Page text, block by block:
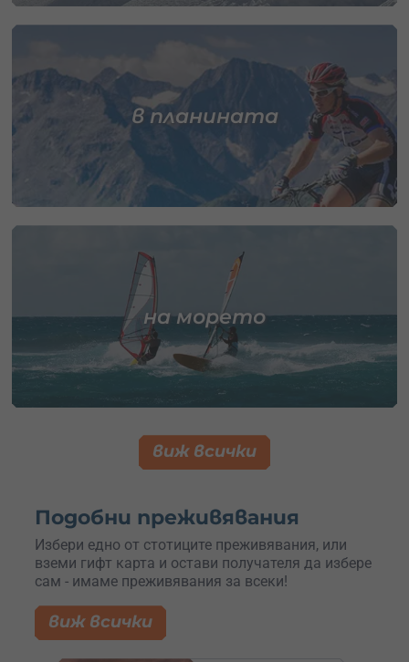
в планината
на морето
виж всички
Подобни преживявания
Избери едно от стотиците преживявания, или
вземи гифт карта и остави получателя да избере
сам - имаме преживявания за всеки!
виж всички